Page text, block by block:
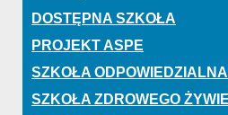
DOSTĘPNA SZKOŁA
PROJEKT ASPE
SZKOŁA
SZKOŁA ZDROWEGO